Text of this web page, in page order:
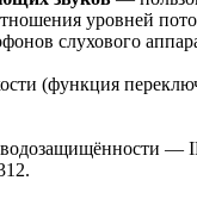
уровней
слухового
(функция
—